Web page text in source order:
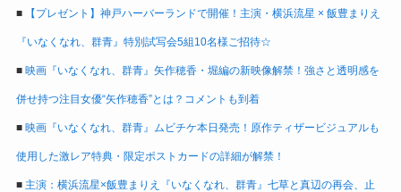
■ 【プレゼント】神戸ハーバーランドで開催！主演・横浜流星 × 飯豊まりえ
『いなくなれ、群青』特別試写会5組10名様ご招待☆
■ 映画『いなくなれ、群青』矢作穂香・堀編の新映像解禁！強さと透明感を
併せ持つ注目女優“矢作穂香”とは？コメントも到着
■ 映画『いなくなれ、群青』ムビチケ本日発売！原作ティザービジュアルも
使用した激レア特典・限定ポストカードの詳細が解禁！
■ 主演：横浜流星×飯豊まりえ『いなくなれ、群青』七草と真辺の再会、止